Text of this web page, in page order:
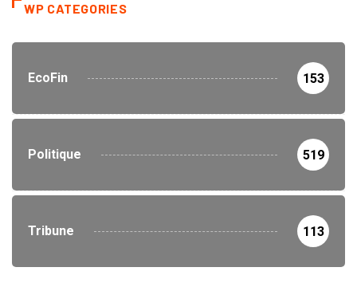
WP CATEGORIES
EcoFin 153
Politique 519
Tribune 113